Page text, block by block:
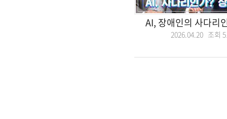
AI, 장애인의 사다리
2026.04.20 조회